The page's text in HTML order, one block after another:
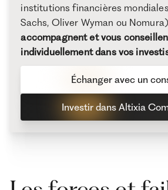
institutions financières
Sachs, Oliver Wyman ou
accompagnent et vous
individuellement dans vos
Investir dans Altixia
Échanger avec un